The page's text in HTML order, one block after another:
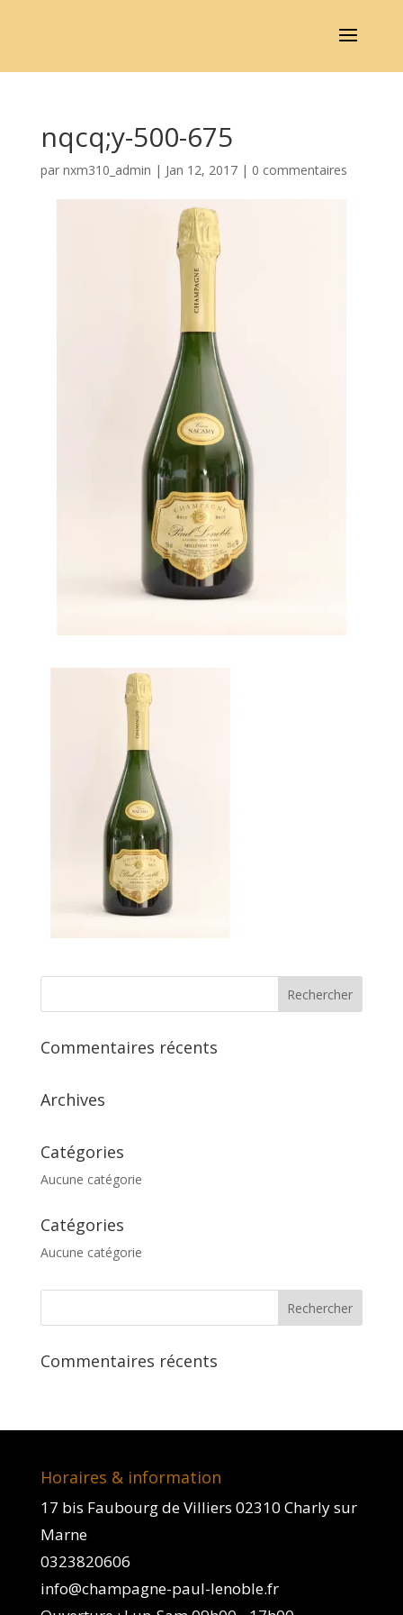
nqcq;y-500-675
par nxm310_admin | Jan 12, 2017| 0 commentaires
Commentaires récents
Archives
Catégories
Aucune catégorie
Catégories
Aucune catégorie
Commentaires récents
Horaires & information
17 bis Faubourg de Villiers 02310 Charly sur
Marne
0323820606
info@champagne-paul-lenoble.fr